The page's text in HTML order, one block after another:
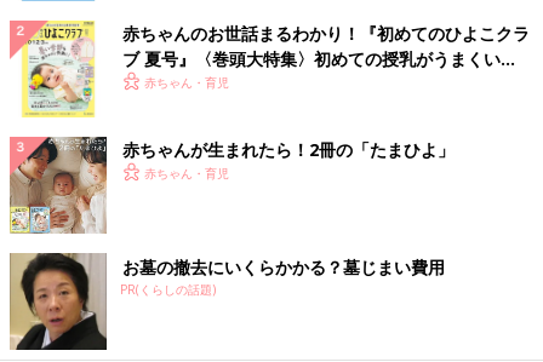
赤ちゃんのお世話まるわかり！『初めてのひよこクラ
ブ 夏号』〈巻頭大特集〉初めての授乳がうまくい
く！ おっぱい・ミルクの基本と夏のトラブル 解決テ
赤ちゃん・育児
赤ちゃんが生まれたら！2冊の「たまひよ」
赤ちゃん・育児
お墓の撤去にいくらかかる？墓じまい費用
PR(くらしの話題)